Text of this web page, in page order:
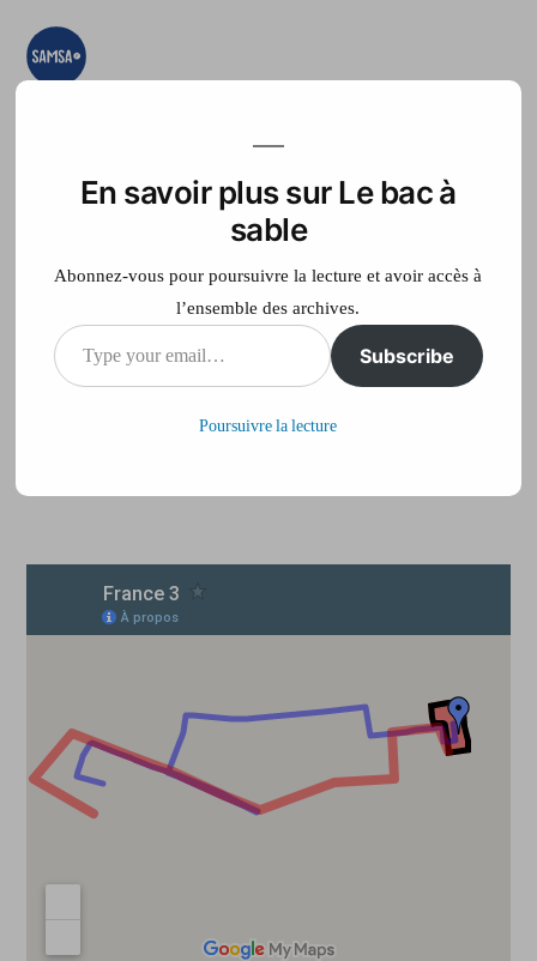
Aller
teste, on expérimente
Accueil France Télé
MA cartamoi
En savoir plus sur Le bac à
sable
Abonnez-vous pour poursuivre la lecture et avoir accès à
l’ensemble des archives.
Type
your
Subscribe
Poursuivre la lecture